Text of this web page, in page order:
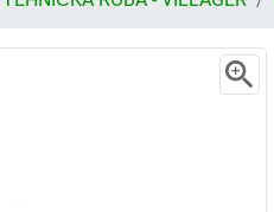
zoom_in